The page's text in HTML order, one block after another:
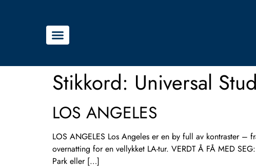
Stikkord: Universal
LOS ANGELES
LOS ANGELES Los Angeles er en by full av kontraster –
overnatting for en vellykket LA-tur. VERDT Å FÅ MED
Park eller […]